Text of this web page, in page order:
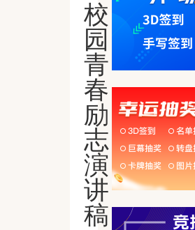
校
园
青
春
励
志
演
讲
稿